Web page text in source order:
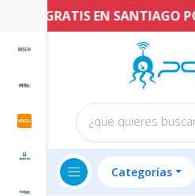
GRATIS EN SANTIAGO
¿que quieres
Categorías